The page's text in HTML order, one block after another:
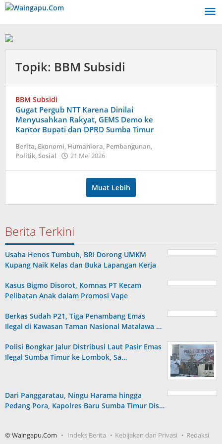
Lewati
konten
Topik: BBM Subsidi
BBM Subsidi
Gugat Pergub NTT Karena Dinilai
Menyusahkan Rakyat, GEMS Demo ke
Kantor Bupati dan DPRD Sumba Timur
Berita, Ekonomi, Humaniora, Pembangunan,
Politik,Sosial 21 Mei 2026
Umbu
Ana
Lodu
Muat Lebih
Berita Terkini
Usaha Henos Tumbuh, BRI Dorong UMKM
Kupang Naik Kelas dan Buka Lapangan Kerja
Kasus Bigmo Disorot, Komnas PT Kecam
Pelibatan Anak dalam Promosi Vape
Berkas Sudah P21, Tiga Penambang Emas
Ilegal di Kawasan Taman Nasional Matalawa …
Polisi Bongkar Jalur Distribusi Laut Pasir Emas
Ilegal Sumba Timur ke Lombok, Sa…
Dari Panggaratau, Ningu Harama hingga
Pedang Pora, Kapolres Baru Sumba Timur Dis…
© Waingapu.Com Indeks Berita Kebijakan dan Privasi Redaksi